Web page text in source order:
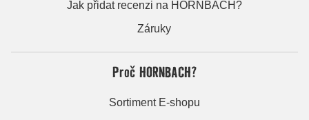
Jak přidat recenzi na HORNBACH?
Záruky
Proč HORNBACH?
Sortiment E-shopu